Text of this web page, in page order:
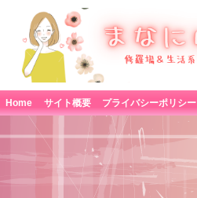
Home サイト概要 プライバシーポリシー